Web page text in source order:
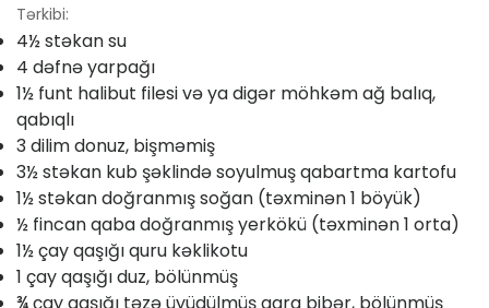
Tərkibi:
4½ stəkan su
4 dəfnə yarpağı
1½ funt halibut filesi və ya digər möhkəm ağ balıq,
qabıqlı
3 dilim donuz, bişməmiş
3½ stəkan kub şəklində soyulmuş qabartma kartofu
1½ stəkan doğranmış soğan (təxminən 1 böyük)
½ fincan qaba doğranmış yerkökü (təxminən 1 orta)
1½ çay qaşığı quru kəklikotu
1 çay qaşığı duz, bölünmüş